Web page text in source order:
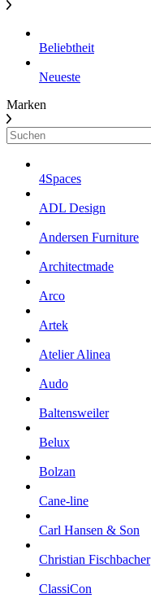
Beliebtheit
Neueste
Marken
4Spaces
ADL Design
Andersen Furniture
Architectmade
Arco
Artek
Atelier Alinea
Audo
Baltensweiler
Belux
Bolzan
Cane-line
Carl Hansen & Son
Christian Fischbacher
ClassiCon